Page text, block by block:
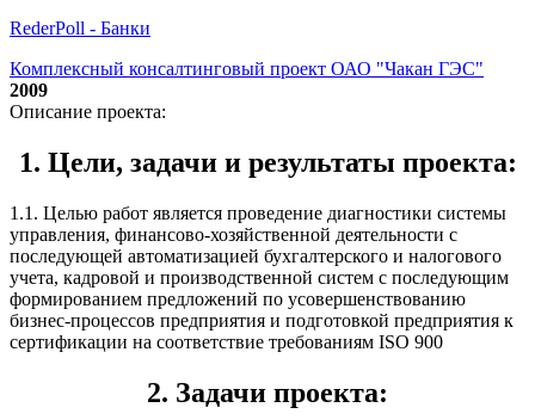
RederPoll - Банки
Комплексный консалтинговый проект ОАО "Чакан ГЭС"
2009
Описание проекта:
1. Цели, задачи и результаты проекта:
1.1. Целью работ является проведение диагностики системы
управления, финансово-хозяйственной деятельности с
последующей автоматизацией бухгалтерского и налогового
учета, кадровой и производственной систем с последующим
формированием предложений по усовершенствованию
бизнес-процессов предприятия и подготовкой предприятия к
сертификации на соответствие требованиям ISO 900
2. Задачи проекта: